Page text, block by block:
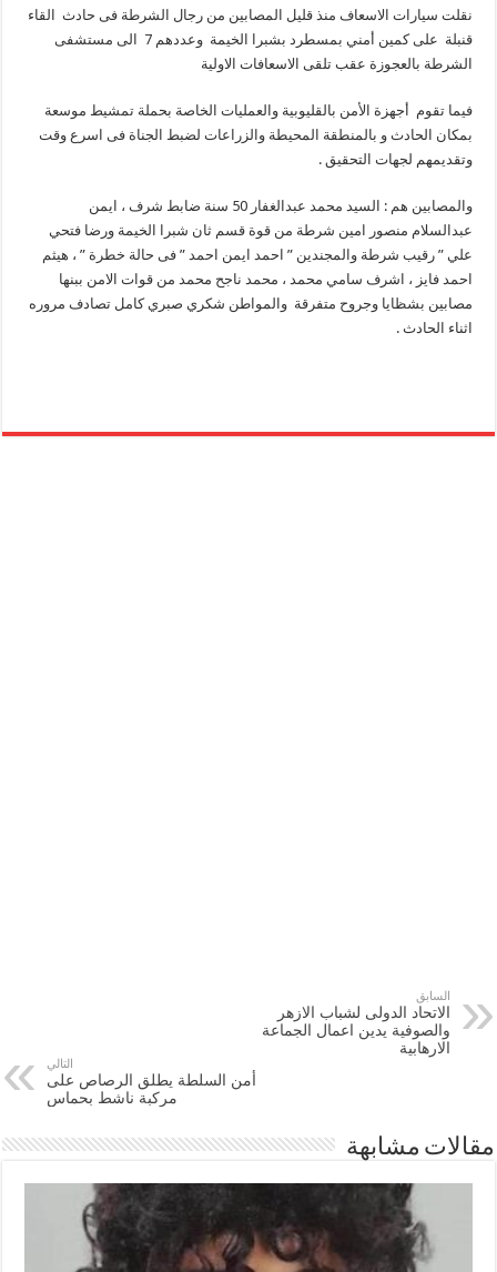
نقلت سيارات الاسعاف منذ قليل المصابين من رجال الشرطة فى حادث القاء
قنبلة على كمين أمني بمسطرد بشبرا الخيمة وعددهم 7 الى مستشفى
الشرطة بالعجوزة عقب تلقى الاسعافات الاولية
فيما تقوم أجهزة الأمن بالقليوبية والعمليات الخاصة بحملة تمشيط موسعة
بمكان الحادث و بالمنطقة المحيطة والزراعات لضبط الجناة فى اسرع وقت
وتقديمهم لجهات التحقيق .
والمصابين هم : السيد محمد عبدالغفار 50 سنة ضابط شرف ، ايمن
عبدالسلام منصور امين شرطة من قوة قسم ثان شبرا الخيمة ورضا فتحي
علي ” رقيب شرطة والمجندين ” احمد ايمن احمد ” فى حالة خطرة ” ، هيثم
احمد فايز ، اشرف سامي محمد ، محمد ناجح محمد من قوات الامن ببنها
مصابين بشظايا وجروح متفرقة والمواطن شكري صبري كامل تصادف مروره
اثناء الحادث .
السابق
الاتحاد الدولى لشباب الازهر
والصوفية يدين اعمال الجماعة
الارهابية
التالي
أمن السلطة يطلق الرصاص على
مركبة ناشط بحماس
مقالات مشابهة